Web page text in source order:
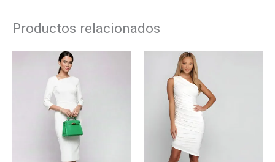
Productos relacionados